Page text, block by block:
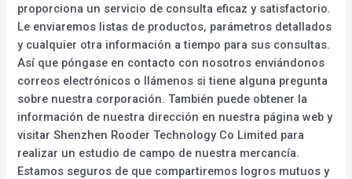
proporciona un servicio de consulta eficaz y satisfactorio.
Le enviaremos listas de productos, parámetros detallados
y cualquier otra información a tiempo para sus consultas.
Así que póngase en contacto con nosotros enviándonos
correos electrónicos o llámenos si tiene alguna pregunta
sobre nuestra corporación. También puede obtener la
información de nuestra dirección en nuestra página web y
visitar Shenzhen Rooder Technology Co Limited para
realizar un estudio de campo de nuestra mercancía.
Estamos seguros de que compartiremos logros mutuos y